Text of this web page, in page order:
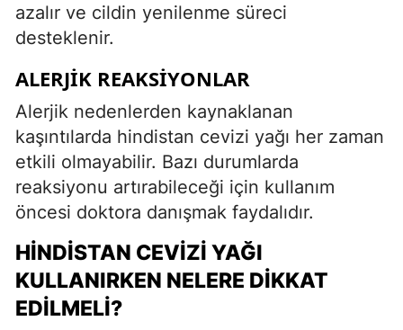
azalır ve cildin yenilenme süreci
desteklenir.
ALERJIK REAKSIYONLAR
Alerjik nedenlerden kaynaklanan
kaşıntılarda hindistan cevizi yağı her zaman
etkili olmayabilir. Bazı durumlarda
reaksiyonu artırabileceği için kullanım
öncesi doktora danışmak faydalıdır.
HINDISTAN CEVIZI YAĞI
KULLANIRKEN NELERE DIKKAT
EDILMELI?